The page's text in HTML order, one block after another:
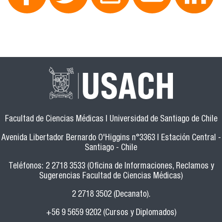
Facultad de Ciencias Médicas | Universidad de Santiago de Chile
Avenida Libertador Bernardo O'Higgins n°3363 | Estación Central -
Santiago - Chile
Teléfonos: 2 2718 3533 (Oficina de Informaciones, Reclamos y
Sugerencias Facultad de Ciencias Médicas)
2 2718 3502 (Decanato).
+56 9 5659 9202 (Cursos y Diplomados)